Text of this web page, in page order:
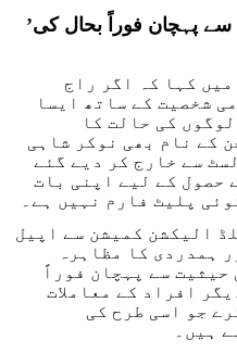
’راج گوپال کی ووٹر کی حیثیت سے پہچان فوراً بحال کی
کہا کہ اگر راج
شخصیت کے ساتھ ایسا
کی حالت کا
کے نام بھی نوکر شاہی
سے خارج کر دیے گئے
حصول کے لیے اپنی بات
پلیٹ فارم نہیں ہے۔
الیکشن کمیشن سے اپیل
ہمدردی کا مظاہرہ
حیثیت سے پہچان فوراً
افراد کے معاملات
جو اسی طرح کی